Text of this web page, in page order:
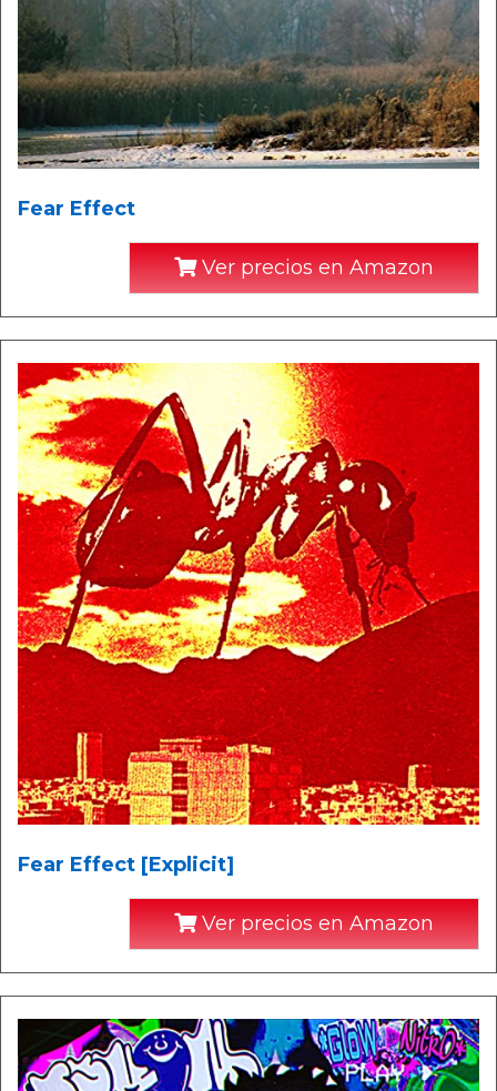
Fear Effect
Ver precios en Amazon
Fear Effect [Explicit]
Ver precios en Amazon